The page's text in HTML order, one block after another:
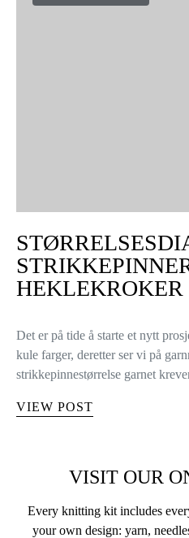
HEKLEKROKER
Det er på tide å starte et nytt
kule farger, deretter ser vi på
strikkepinnestørrelse garnet
VIEW POST
VISIT OUR
Every knitting kit includes
your own design: yarn,